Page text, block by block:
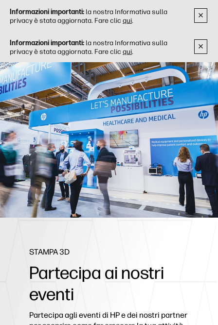
Informazioni importanti: la nostra Informativa sulla
privacy è stata aggiornata. Fare clic qui.
Informazioni importanti: la nostra Informativa sulla
privacy è stata aggiornata. Fare clic qui.
STAMPA 3D
Partecipa ai nostri
eventi
Partecipa agli eventi di HP e dei nostri partner